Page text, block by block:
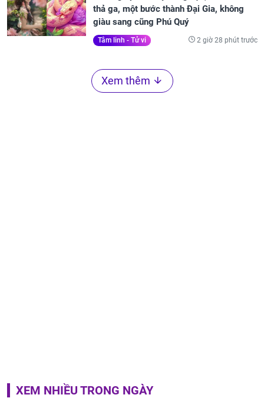
thả ga, một bước thành Đại Gia, không
giàu sang cũng Phú Quý
Tâm linh - Tử vi 2 giờ 28 phút trước
Xem thêm
XEM NHIỀU TRONG NGÀY